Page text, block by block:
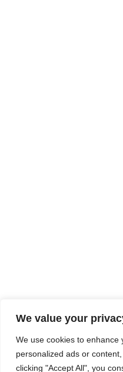
We value your
We use cookies to
personalized ads or
clicking "Accept All", you